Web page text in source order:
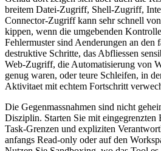
breitem Datei-Zugriff, Shell-Zugriff, Inte
Connector-Zugriff kann sehr schnell von
kippen, wenn die umgebenden Kontrolle
Fehlermuster sind Aenderungen an den f
destruktive Schritte, das Abfliessen sensi
Web-Zugriff, die Automatisierung von
genug waren, oder teure Schleifen, in de
Aktivitaet mit echtem Fortschritt verwec
Die Gegenmassnahmen sind nicht gehei
Disziplin. Starten Sie mit eingegrenzten
Task-Grenzen und expliziten Verantwort
anfangs Read-only oder auf den Worksp